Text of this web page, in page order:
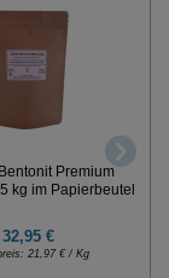
Premium
kg im Papierbeutel
32,95 €
21,97 € / Kg